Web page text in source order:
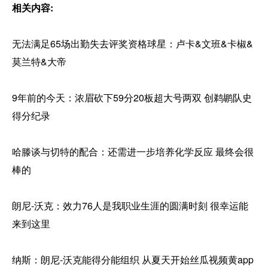
相关内容:
无法满足65场出勤失去评奖资格球星：卢卡&文班&卡椒&
莫兰特&大帝
9年前的今天：浓眉砍下59分20板超大号两双 创鹈鹕队史
得分纪录
哈滕谈与切特的配合：还需进一步培养化学反应 最终会很
棒的
朗尼-沃克：效力76人是我职业生涯的圆满时刻 很幸运能
来到这里
纳斯：朗尼-沃克能得分能组织 从夏天开始丝瓜视频黄app